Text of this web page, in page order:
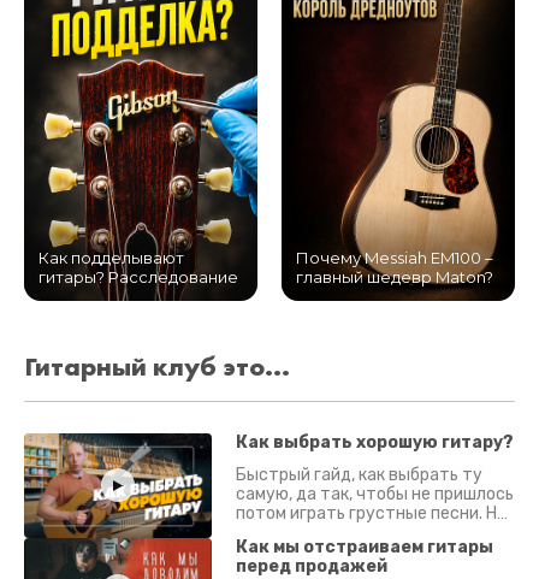
Как подделывают
гитары? Расследование
Почему Messiah EM100 –
главный шедевр Maton?
Гитарный клуб это...
Как выбрать хорошую гитару?
Быстрый гайд, как выбрать ту
самую, да так, чтобы не пришлось
потом играть грустные песни. На
Как мы отстраиваем гитары
перед продажей